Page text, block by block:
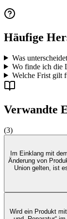
Häufige
Was
Wo finde ich die
Welche Frist gilt
Verwandte
(3)
Im Einklang mit
Änderung von
Union gelten, ist
Wird ein Produkt mit